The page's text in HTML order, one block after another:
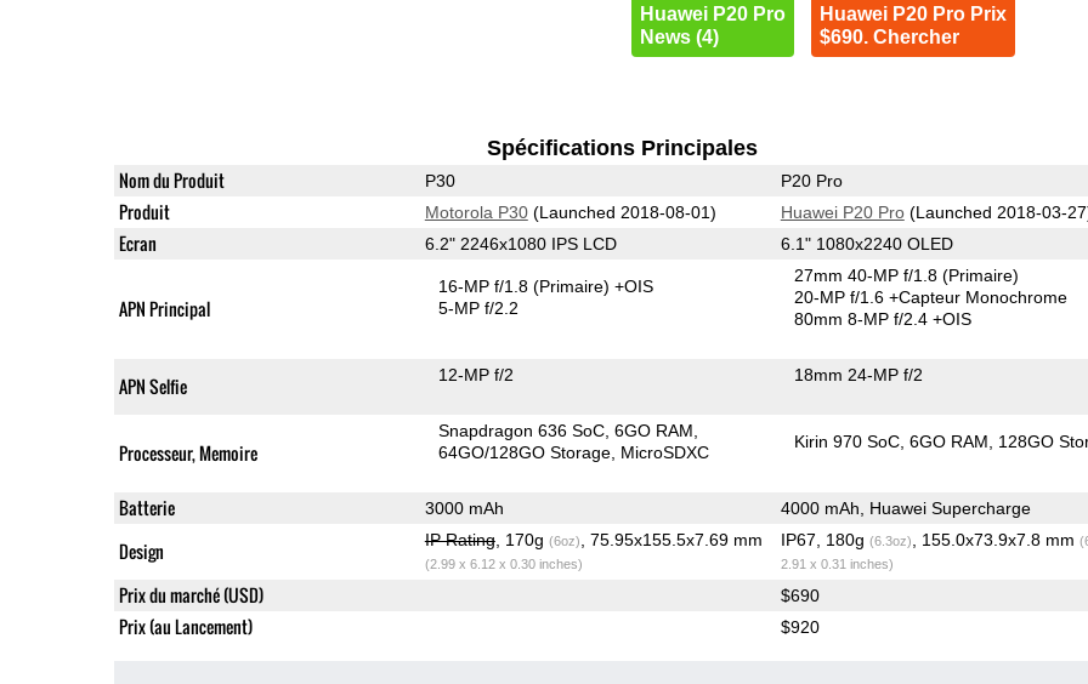
Huawei P20 Pro
News (4)
Huawei P20 Pro Prix
$690. Chercher
Spécifications Principales
Nom du Produit P30 P20 Pro
Produit Motorola P30(Launched 2018-08-01) Huawei P20 Pro(Launched 2018-03-
Ecran 6.2" 2246x1080 IPS LCD 6.1" 1080x2240 OLED
APN Principal
16-MP f/1.8(Primaire) +OIS
5-MP f/2.2
27mm 40-MP f/1.8(Primaire)
20-MP f/1.6+Capteur Monochrome
80mm 8-MP f/2.4 +OIS
APN Selfie 12-MP f/2 18mm 24-MP f/2
Processeur, Memoire
Snapdragon 636 SoC 6GO RAM
64GO/128GO Storage MicroSDXC
Kirin 970 SoC 6GO RAM 128GO
Batterie 3000 mAh 4000 mAh, Huawei Supercharge
Design IP Rating, 170g (6oz) , 75.95x155.5x7.69 mm
(2.99 x 6.12 x 0.30 inches)
IP67, 180g (6.3oz) , 155.0x73.9x7.8 mm
2.91 x 0.31 inches)
Prix du marché (USD) $690
Prix (au Lancement) $920